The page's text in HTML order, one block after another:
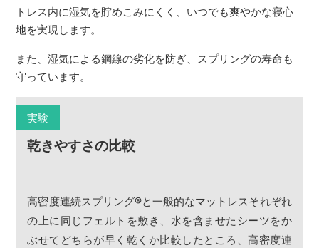
トレス内に湿気を貯めこみにくく、いつでも爽やかな寝心
地を実現します。
また、湿気による鋼線の劣化を防ぎ、スプリングの寿命も
守っています。
実験
乾きやすさの比較
高密度連続スプリング®と一般的なマットレスそれぞれ
の上に同じフェルトを敷き、水を含ませたシーツをか
ぶせてどちらが早く乾くか比較したところ、高密度連